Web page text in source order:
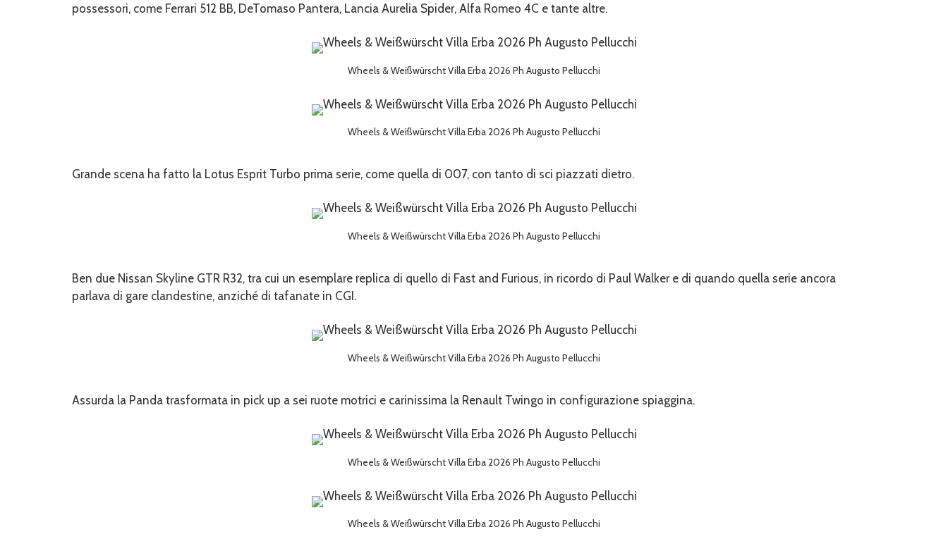
possessori, come Ferrari 512 BB, DeTomaso Pantera, Lancia Aurelia Spider, Alfa Romeo 4C e tante altre.
Wheels & Weißwürscht Villa Erba 2026 Ph Augusto Pellucchi
Wheels & Weißwürscht Villa Erba 2026 Ph Augusto Pellucchi
Grande scena ha fatto la Lotus Esprit Turbo prima serie, come quella di 007, con tanto di sci piazzati dietro.
Wheels & Weißwürscht Villa Erba 2026 Ph Augusto Pellucchi
Ben due Nissan Skyline GTR R32, tra cui un esemplare replica di quello di Fast and Furious, in ricordo di Paul Walker e di quando quella serie ancora
parlava di gare clandestine, anziché di tafanate in CGI.
Wheels & Weißwürscht Villa Erba 2026 Ph Augusto Pellucchi
Assurda la Panda trasformata in pick up a sei ruote motrici e carinissima la Renault Twingo in configurazione spiaggina.
Wheels & Weißwürscht Villa Erba 2026 Ph Augusto Pellucchi
Wheels & Weißwürscht Villa Erba 2026 Ph Augusto Pellucchi